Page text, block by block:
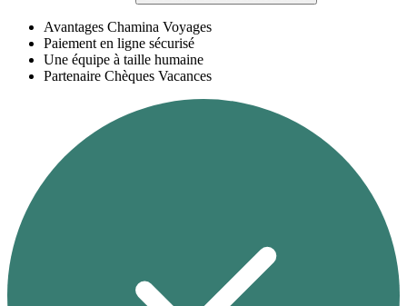
Avantages Chamina Voyages
Paiement en ligne sécurisé
Une équipe à taille humaine
Partenaire Chèques Vacances